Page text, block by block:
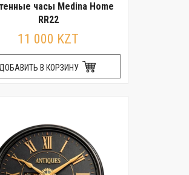
часы Medina Home
RR22
11 000 KZT
ДОБАВИТЬ В КОРЗИНУ